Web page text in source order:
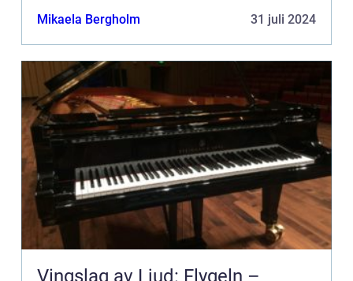
Mikaela Bergholm 31 juli 2024
Vingslag av Ljud: Flygeln –